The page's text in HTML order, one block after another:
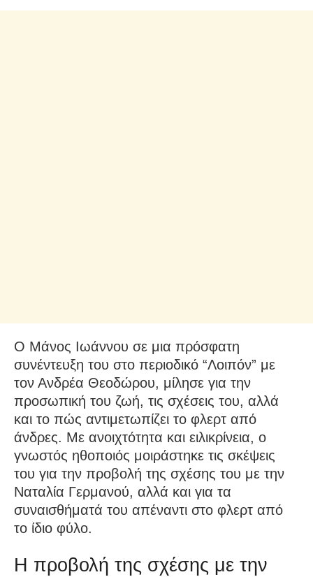
Ο Μάνος Ιωάννου σε μια πρόσφατη
συνέντευξη του στο περιοδικό “Λοιπόν” με
τον Ανδρέα Θεοδώρου, μίλησε για την
προσωπική του ζωή, τις σχέσεις του, αλλά
και το πώς αντιμετωπίζει το φλερτ από
άνδρες. Με ανοιχτότητα και ειλικρίνεια, ο
γνωστός ηθοποιός μοιράστηκε τις σκέψεις
του για την προβολή της σχέσης του με την
Ναταλία Γερμανού, αλλά και για τα
συναισθήματά του απέναντι στο φλερτ από
το ίδιο φύλο.
Η προβολή της σχέσης με την